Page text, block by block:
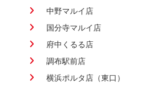
中野マルイ店
国分寺マルイ店
府中くるる店
調布駅前店
横浜ポルタ店（東口）